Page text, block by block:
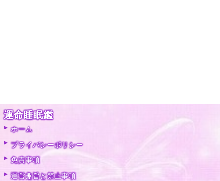
運命睡眠鑑
ホーム
プライバシーポリシー
免責事項
運営趣旨と禁止事項